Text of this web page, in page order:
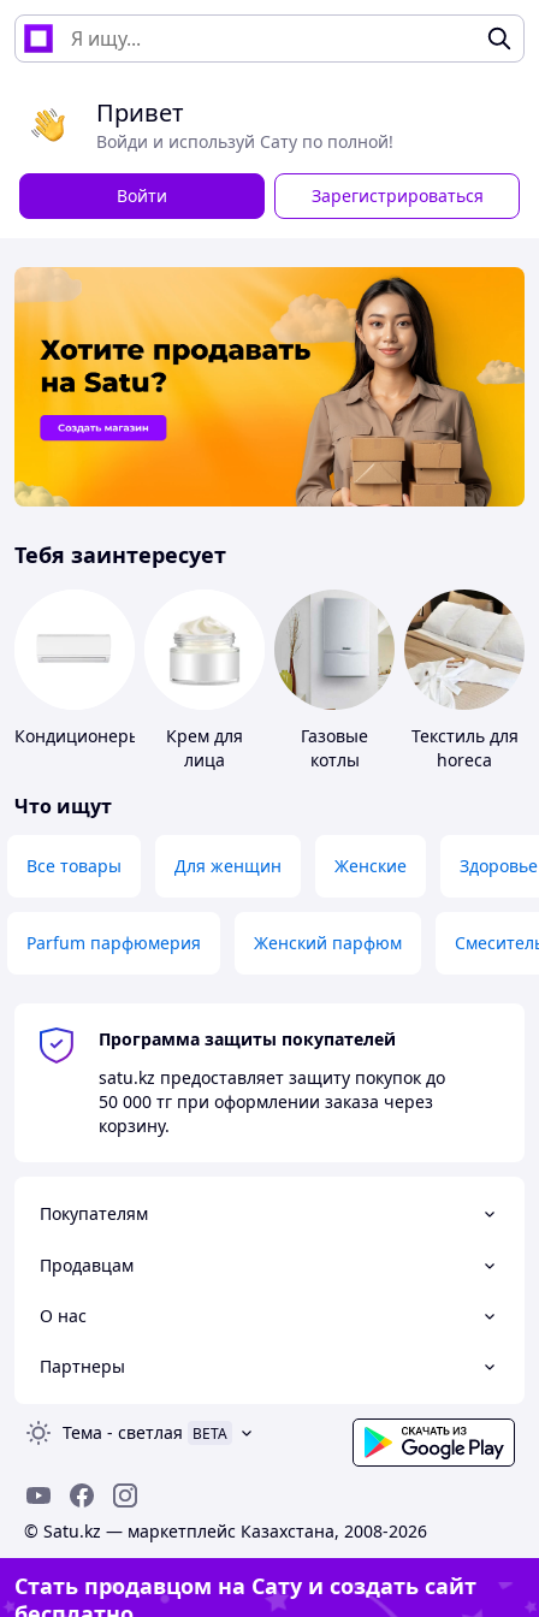
Привет
Войди и используй Сату по полной!
Войти Зарегистрироваться
Тебя заинтересует
Кондиционеры
Крем для
лица
Газовые
котлы
Текстиль для
horeca
Что ищут
Все товары Для женщин Женские Здоровье
Parfum парфюмерия Женский парфюм
Программа защиты покупателей
satu.kz предоставляет защиту покупок до
50 000 тг при оформлении заказа через
корзину.
Покупателям
Продавцам
О нас
Партнеры
Тема - светлая BETA
© Satu.kz — маркетплейс Казахстана, 2008-2026
Стать продавцом на Сату и создать сайт